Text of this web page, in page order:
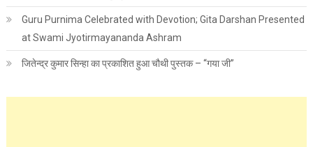
Guru Purnima Celebrated with Devotion; Gita Darshan Presented
at Swami Jyotirmayananda Ashram
जितेन्द्र कुमार सिन्हा का प्रकाशित हुआ चौथी पुस्तक – “गया जी”